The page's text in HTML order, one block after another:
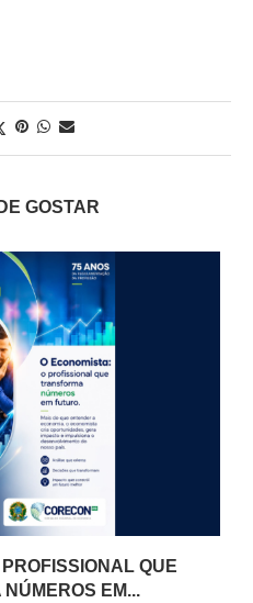
GOSTAR
QUE
EM...